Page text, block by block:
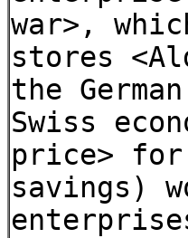
war>,
stores
the
Swiss
price>
savings)